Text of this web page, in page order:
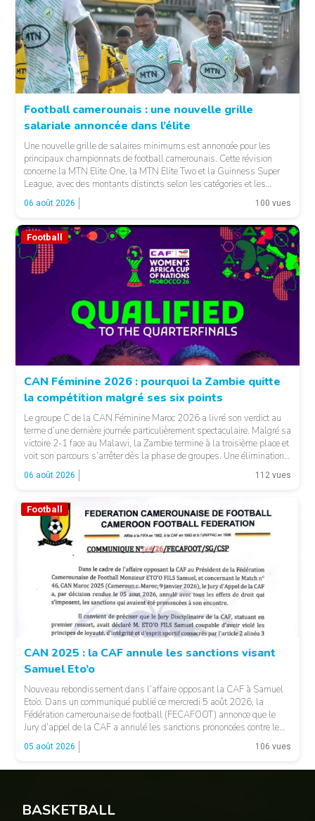
Football camerounais : une nouvelle grille
salariale annoncée dans l’élite
Une nouvelle grille de salaires minimums est annoncée pour les
principaux championnats de football camerounais. Cette révision
concerne la MTN Elite One, la MTN Elite Two et la Guinness Super
League, avec des montants distincts selon les catégories et les
fonctions. LA SUITE APRÈS LA PUBLICITÉ Selon les informations
relayées par Allez Les Lions, […]
06 août 2026 100 vues
Football
CAN Féminine 2026 : pourquoi la Zambie quitte
la compétition malgré ses six points
Le groupe C de la CAN Féminine Maroc 2026 a livré son verdict au
terme d’une dernière journée particulièrement spectaculaire. Malgré sa
victoire 2-1 face au Malawi, la Zambie termine à la troisième place et
voit son parcours s’arrêter dès la phase de groupes. Une élimination
qui peut surprendre au regard du classement général : […]
06 août 2026 112 vues
Football
CAN 2025 : la CAF annule les sanctions visant
Samuel Eto’o
Nouveau rebondissement dans l’affaire opposant la CAF à Samuel
Eto’o. Dans un communiqué publié ce mercredi 5 août 2026, la
Fédération camerounaise de football (FECAFOOT) annonce que le
Jury d’appel de la CAF a annulé les sanctions prononcées contre le
président de la fédération camerounaise. Le dossier concernait les
incidents survenus lors du match Cameroun-Maroc […]
05 août 2026 106 vues
BASKETBALL